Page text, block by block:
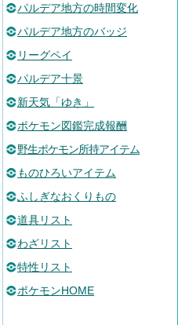
パルデア地方の時間変化
パルデア地方のバッジ
リーグペイ
パルデア十景
新天気「ゆき」
ポケモン図鑑完成報酬
野生ポケモン所持アイテム
ものひろいアイテム
ふしぎなおくりもの
道具リスト
わざリスト
特性リスト
ポケモンHOME